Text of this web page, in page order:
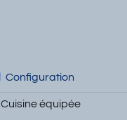
Configuration
Cuisine équipée